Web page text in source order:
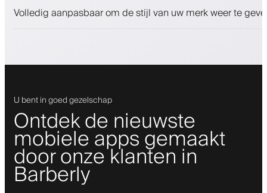
Volledig aanpasbaar om de stijl van uw merk weer te
U bent in goed gezelschap
Ontdek de nieuwste
mobiele apps gemaakt
door onze klanten in
Barberly